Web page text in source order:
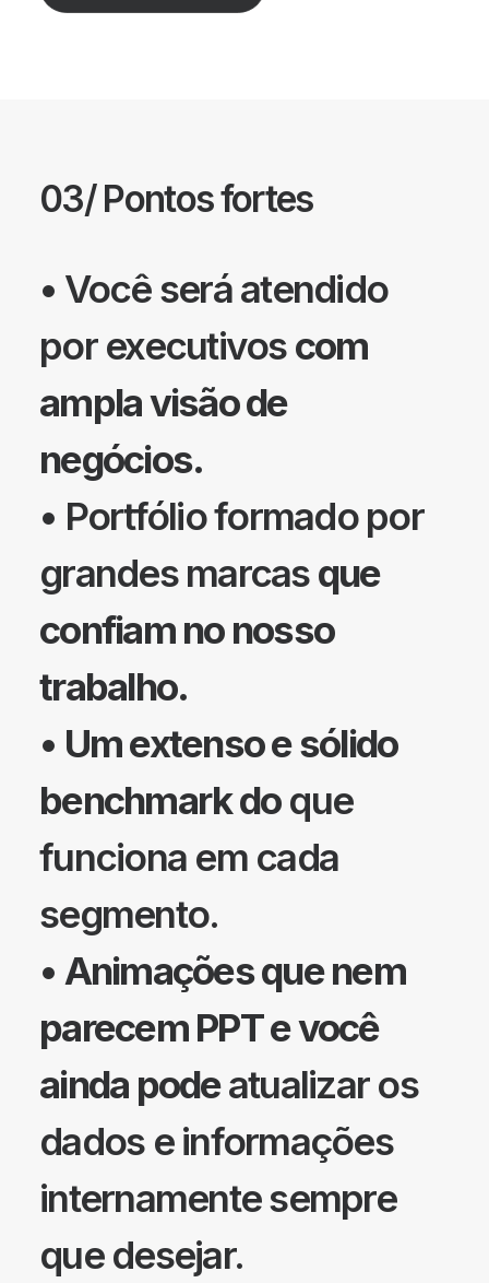
03/ Pontos fortes
• Você será atendido
por executivoscom
ampla visão de
negócios.
• Portfólio formado por
grandes marcasque
confiam no nosso
trabalho.
• Um extenso e sólido
benchmark doque
funciona em cada
segmento.
• Animações que nem
parecem PPT e você
ainda podeatualizar os
dados e informações
internamente sempre
que desejar.